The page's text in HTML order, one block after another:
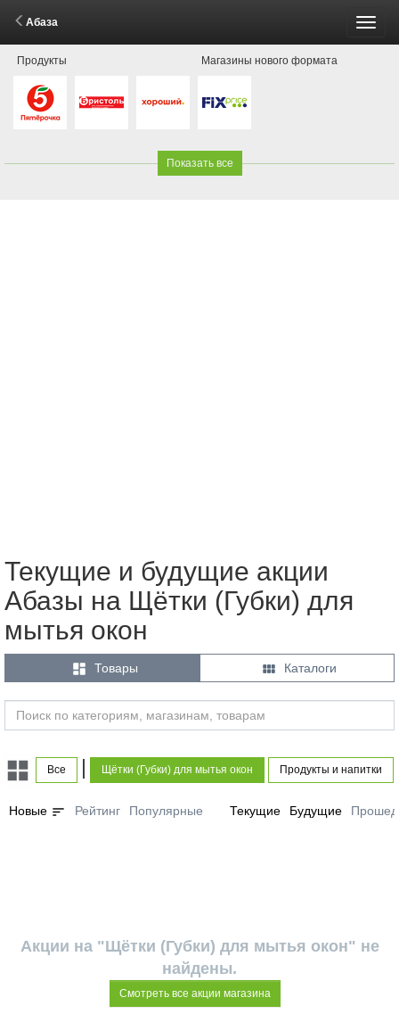
Абаза
Продукты Магазины нового формата
Показать все
Текущие и будущие акции
Абазы на Щётки (Губки) для
мытья окон
 Товары  Каталоги
Все Щётки (Губки) для мытья окон Продукты и напитки
Новые sort Рейтинг Популярные Текущие Будущие
Акции на "Щётки (Губки) для мытья окон" не
найдены.
Смотреть все акции магазина